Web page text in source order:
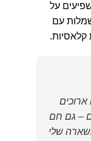
על
עם
קלאסיות.
– גם חם
שלי